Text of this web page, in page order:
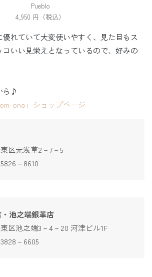
Pueblo
4,950 円（税込）
優れていて大変使いやすく、見た目もス
コいい見栄えとなっているので、好みの
ら♪
ono」ショップページ
区元浅草2－7－5
－8610
池之端銀革店
区池之端3－4－20 河津ビル1F
－6605